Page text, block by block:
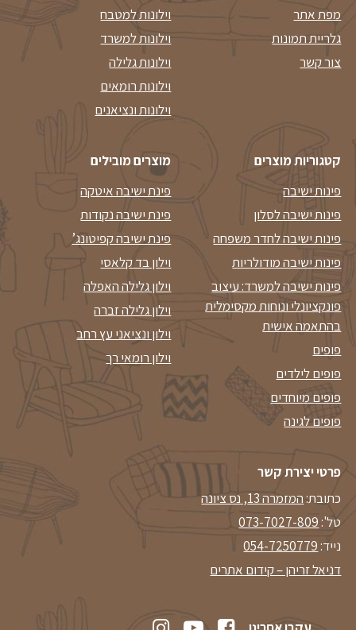
מפת אתר
גלריית תמונות
צור קשר
וילונות למטבח
וילונות למשרד
וילונות גלילה
וילונות רומאים
וילונות ונציאנים
קטגוריות מוצרים
פינות ישיבה
פינות ישיבה לסלון
פינות ישיבה לחדר משפחה
פינות ישיבה מודולריות
פינות ישיבה למשרד: עיצוב
פונקציונלי ונוחות מקסימלית
בהתאמה אישית
פופים
פופים לילדים
פופים מיוחדים
פופים לגינה
מוצרים מובילים
פינת ישיבה איטקה
פינת ישיבה נקודות
פינת ישיבה קפיטונג’
וילון בד קלאסי
וילון גלילה האפלה
וילון גלילה זברה
וילון ונציאני עץ רחב
וילון רומאי רך
פרטי יצירת קשר
כתובת:המזמרה 13, נס ציונה
טל':073-7027-809
נייד: 054-7250779
דניאל זריהן – קידום אתרים